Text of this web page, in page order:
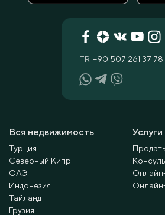
Вся недвижимость
Турция
Северный Кипр
ОАЭ
Индонезия
Тайланд
Грузия
Услуги
TR +90 507 261 37 78